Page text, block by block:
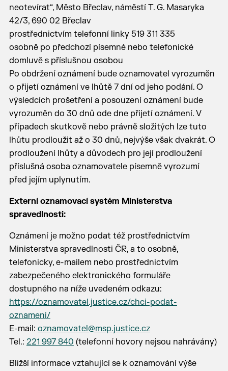
neotevírat“, Město Břeclav, náměstí T. G. Masaryka
42/3, 690 02 Břeclav
prostřednictvím telefonní linky 519 311 335
osobně po předchozí písemné nebo telefonické
domluvě s příslušnou osobou
Po obdržení oznámení bude oznamovatel vyrozuměn
o přijetí oznámení ve lhůtě 7 dní od jeho podání. O
výsledcích prošetření a posouzení oznámení bude
vyrozuměn do 30 dnů ode dne přijetí oznámení. V
případech skutkově nebo právně složitých lze tuto
lhůtu prodloužit až o 30 dnů, nejvýše však dvakrát. O
prodloužení lhůty a důvodech pro její prodloužení
příslušná osoba oznamovatele písemně vyrozumí
před jejím uplynutím.
Externí oznamovací systém Ministerstva
spravedlnosti:
Oznámení je možno podat též prostřednictvím
Ministerstva spravedlnosti ČR, a to osobně,
telefonicky, e-mailem nebo prostřednictvím
zabezpečeného elektronického formuláře
dostupného na níže uvedeném odkazu:
https://oznamovatel.justice.cz/chci-podat-
oznameni/
E-mail: oznamovatel@msp.justice.cz
Tel.: 221 997 840 (telefonní hovory nejsou nahrávány)
Bližší informace vztahující se k oznamování výše